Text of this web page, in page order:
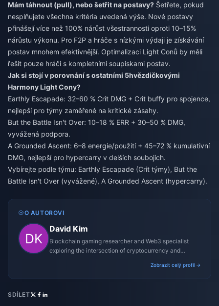
Mám táhnout (pull), nebo šetřit na postavy? Šetřete, pokud
nesplňujete všechna kritéria uvedená výše. Nové postavy
přinášejí více než 100% nárůst všestrannosti oproti 10–15%
nárůstu výkonu. Pro F2P a hráče s nízkými výdaji je získávání
postav mnohem efektivnější. Optimalizaci Light Conů by měli
řešit pouze hráči s kompletními soupiskami postav.
Jak si stojí v porovnání s ostatními 5hvězdičkovými
Harmony Light Cony?
Earthly Escapade: 32–60 % Crit DMG + Crit buffy pro spojence,
nejlepší pro týmy zaměřené na kritické zásahy.
But the Battle Isn't Over: 10–18 % ERR + 30–50 % DMG,
vyvážená podpora.
A Grounded Ascent: 6–8 energie/použití + 45–72 % kumulativní
DMG, nejlepší pro hypercarry v delších soubojích.
Vybírejte podle týmu: Earthly Escapade (Crit týmy), But the
Battle Isn't Over (vyvážené), A Grounded Ascent (hypercarry).
O AUTOROVI
David Kim
Blockchain gaming researcher and Web3 specialist
exploring the intersection of cryptocurrency and
Zobrazit celý profil →
SDÍLET